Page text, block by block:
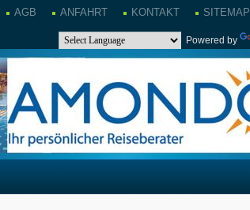
AGB ANFAHRT KONTAKT SITEMAP
Powered by